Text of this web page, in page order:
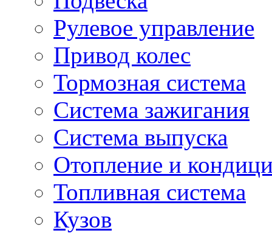
Рулевое управление
Привод колес
Тормозная система
Система зажигания
Система выпуска
Отопление и
Топливная система
Кузов